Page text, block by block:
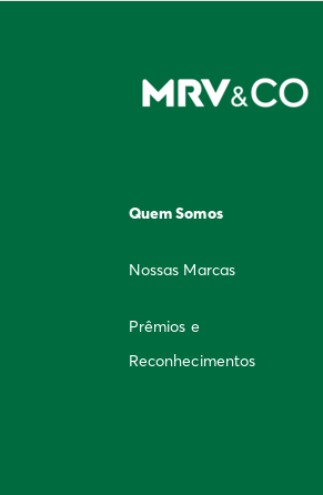
Quem Somos
Nossas Marcas
Prêmios e
Reconhecimentos